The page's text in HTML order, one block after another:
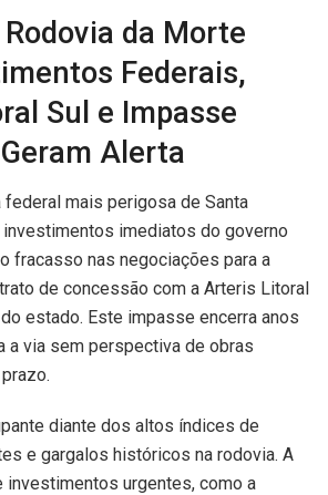
Rodovia da Morte
Federais,
Sul e Impasse
Alerta
federal mais perigosa de Santa
investimentos imediatos do governo
fracasso nas negociações para a
de concessão com a Arteris Litoral
estado. Este impasse encerra anos
a via sem perspectiva de obras
diante dos altos índices de
e gargalos históricos na rodovia. A
urgentes, como a